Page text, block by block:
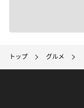
トップ グルメ